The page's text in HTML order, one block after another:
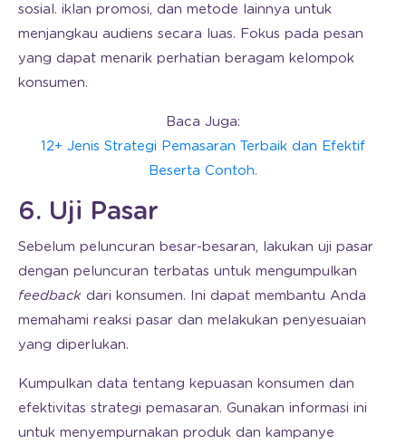
sosial. iklan promosi, dan metode lainnya untuk
menjangkau audiens secara luas. Fokus pada pesan
yang dapat menarik perhatian beragam kelompok
konsumen.
Baca Juga:
12+ Jenis Strategi Pemasaran Terbaik dan Efektif
Beserta Contoh.
6. Uji Pasar
Sebelum peluncuran besar-besaran, lakukan uji pasar
dengan peluncuran terbatas untuk mengumpulkan
feedback dari konsumen. Ini dapat membantu Anda
memahami reaksi pasar dan melakukan penyesuaian
yang diperlukan.
Kumpulkan data tentang kepuasan konsumen dan
efektivitas strategi pemasaran. Gunakan informasi ini
untuk menyempurnakan produk dan kampanye